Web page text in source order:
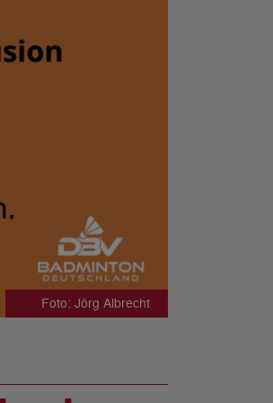
Foto: Jörg Albrecht